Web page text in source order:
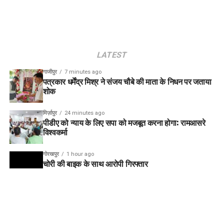
LATEST
गाजीपुर 7 minutes ago
पत्रकार धर्मेंद्र मिश्र ने संजय चौबे की माता के निधन पर जताया
शोक
मिर्ज़ापुर 24 minutes ago
पीडीए को न्याय के लिए सपा को मजबूत करना होगा: रामआसरे
विश्वकर्मा
गोरखपुर 1 hour ago
चोरी की बाइक के साथ आरोपी गिरफ्तार